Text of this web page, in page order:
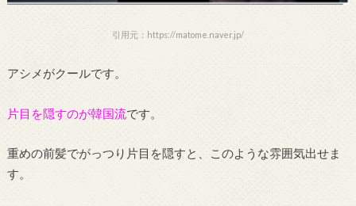
引用元：https://matome.naver.jp/
アシメがクールです。
片目を隠すのが韓国流です。
重めの前髪でがっつり片目を隠すと、このような雰囲気出せま
す。